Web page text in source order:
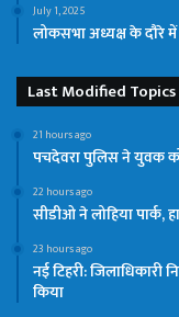
July 1, 2025
लोकसभा अध्यक्ष के दौरे में
Last Modified Topics
21 hours ago
पचदेवरा पुलिस ने युवक
22 hours ago
सीडीओ ने लोहिया पार्क,
23 hours ago
नई टिहरी: जिलाधिकारी
किया